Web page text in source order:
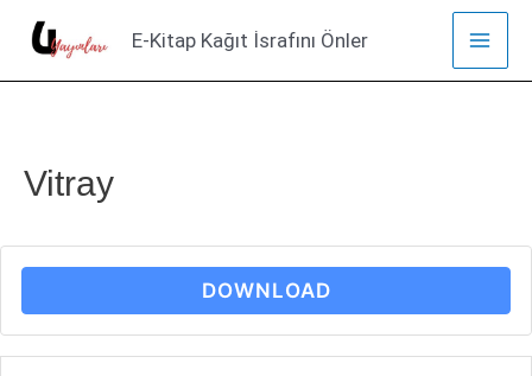
İçeriğe
atla
E-Kitap Kağıt İsrafını Önler
Main
Vitray
DOWNLOAD